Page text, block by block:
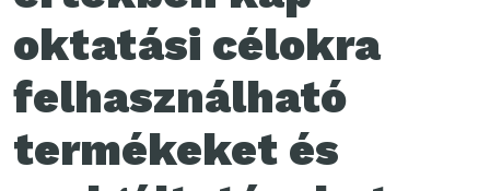
oktatási célokra
felhasználható
termékeket és